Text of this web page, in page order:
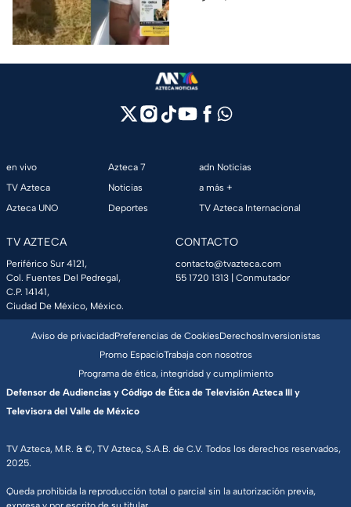
mascotas en
en vivo
TV Azteca
Azteca UNO
Azteca 7
Noticias
Deportes
adn Noticias
a más +
TV Azteca Internacional
TV AZTECA
Periférico Sur 4121,
Col. Fuentes Del Pedregal,
C.P. 14141,
Ciudad De México, México.
CONTACTO
contacto@tvazteca.com
55 1720 1313 | Conmutador
TV Azteca, M.R. & ©, TV Azteca, S.A.B. de C.V. Todos los derechos reservados,
2025.
Queda prohibida la reproducción total o parcial sin la autorización previa,
Aviso de privacidadPreferencias de CookiesDerechosInversionistas
Promo EspacioTrabaja con nosotros
Programa de ética, integridad y cumplimiento
Defensor de Audiencias y Código de Ética de Televisión Azteca III y
Televisora del Valle de México